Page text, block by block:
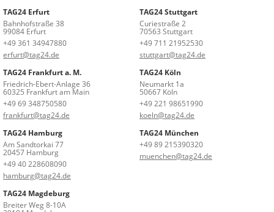
TAG24 Erfurt
Bahnhofstraße 38
99084 Erfurt
+49 361 34947880
erfurt@tag24.de
TAG24 Stuttgart
Curiestraße 2
70563 Stuttgart
+49 711 21952530
stuttgart@tag24.de
TAG24 Frankfurt a. M.
Friedrich-Ebert-Anlage 36
60325 Frankfurt am Main
+49 69 348750580
frankfurt@tag24.de
TAG24 Köln
Neumarkt 1a
50667 Köln
+49 221 98651990
koeln@tag24.de
TAG24 Hamburg
Am Sandtorkai 77
20457 Hamburg
+49 40 228608090
hamburg@tag24.de
TAG24 München
+49 89 215390320
muenchen@tag24.de
TAG24 Magdeburg
Breiter Weg 8-10A